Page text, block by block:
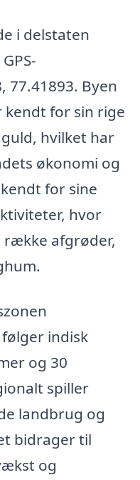
i delstaten
77.41893. Byen
kendt for sin rige
hvilket har
økonomi og
for sine
hvor
række afgrøder,
indisk
og 30
spiller
landbrug og
bidrager til
og